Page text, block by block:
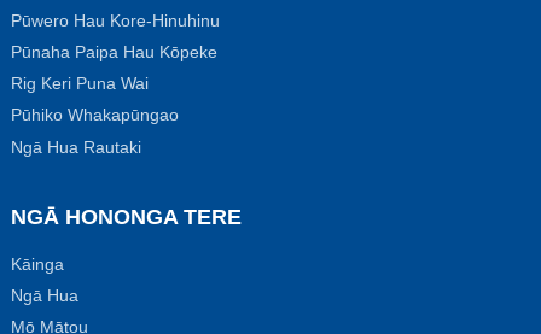
Pūwero Hau Kore-Hinuhinu
Pūnaha Paipa Hau Kōpeke
Rig Keri Puna Wai
Pūhiko Whakapūngao
Ngā Hua Rautaki
NGĀ HONONGA TERE
Kāinga
Ngā Hua
Mō Mātou